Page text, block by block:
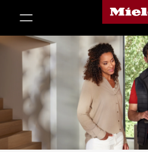
Homepage